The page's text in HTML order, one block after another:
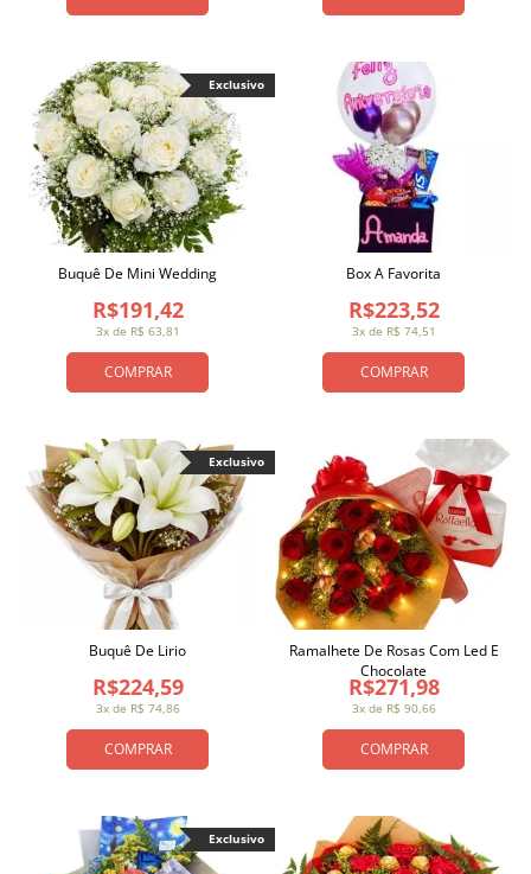
COMPRAR
3x de R$ 63,81
R$191,42
Buquê De Mini Wedding
Exclusivo
COMPRAR
3x de R$ 74,51
R$223,52
Box A Favorita
COMPRAR
3x de R$ 74,86
R$224,59
Buquê De Lirio
Exclusivo
COMPRAR
3x de R$ 90,66
R$271,98
Ramalhete De Rosas Com Led E
Chocolate
Exclusivo